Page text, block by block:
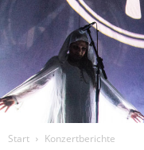
Start Konzertberichte